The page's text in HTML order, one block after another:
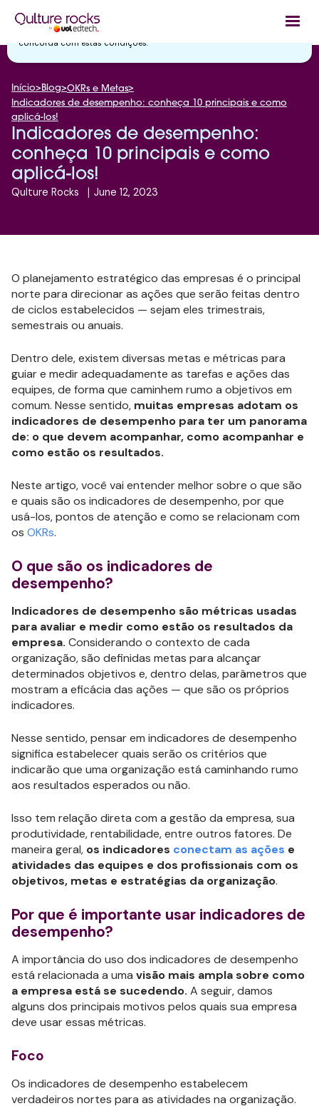
Utilizamos cookies essenciais e tecnologias semelhantes de acordo
com a nossaPolítica de Privacidade
concorda com estas condições.
Início> Blog>OKRs e Metas>
Indicadores de desempenho: conheça 10 principais e como
aplicá-los!
Indicadores de desempenho:
conheça 10 principais e como
aplicá-los!
Qulture Rocks | June 12, 2023
O planejamento estratégico das empresas é o principal
norte para direcionar as ações que serão feitas dentro
de ciclos estabelecidos — sejam eles trimestrais,
semestrais ou anuais.
Dentro dele, existem diversas metas e métricas para
guiar e medir adequadamente as tarefas e ações das
equipes, de forma que caminhem rumo a objetivos em
comum. Nesse sentido, muitas empresas adotam os
indicadores de desempenho para ter um panorama
de: o que devem acompanhar, como acompanhar e
como estão os resultados.
Neste artigo, você vai entender melhor sobre o que são
e quais são os indicadores de desempenho, por que
usá-los, pontos de atenção e como se relacionam com
os OKRs.
O que são os indicadores de
desempenho?
Indicadores de desempenho são métricas usadas
para avaliar e medir como estão os resultados da
empresa. Considerando o contexto de cada
organização, são definidas metas para alcançar
determinados objetivos e, dentro delas, parâmetros que
mostram a eficácia das ações — que são os próprios
indicadores.
Nesse sentido, pensar em indicadores de desempenho
significa estabelecer quais serão os critérios que
indicarão que uma organização está caminhando rumo
aos resultados esperados ou não.
Isso tem relação direta com a gestão da empresa, sua
produtividade, rentabilidade, entre outros fatores. De
maneira geral, os indicadores conectam as ações e
atividades das equipes e dos profissionais com os
objetivos, metas e estratégias da organização.
Por que é importante usar indicadores de
desempenho?
A importância do uso dos indicadores de desempenho
está relacionada a uma visão mais ampla sobre como
a empresa está se sucedendo. A seguir, damos
alguns dos principais motivos pelos quais sua empresa
deve usar essas métricas.
Foco
Os indicadores de desempenho estabelecem
verdadeiros nortes para as atividades na organização.